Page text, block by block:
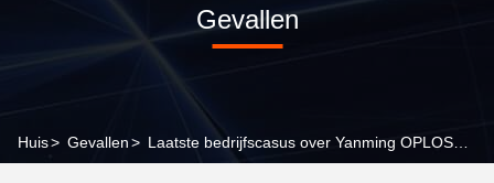
Gevallen
Huis> Gevallen>